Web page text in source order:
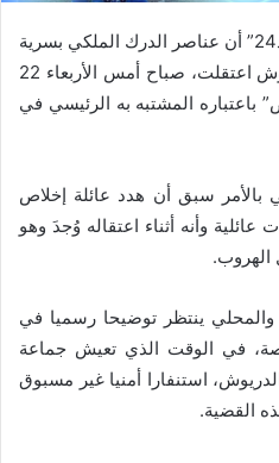
كشف مصدر مطلع لجريدة “جديد24” أن عناصر الدرك الملكي بسرية
ميضار التابعة ترابيا لإقليم الدريوش اعتقلت، صباح أمس الأربعاء 22
باعتباره المشتبه به الرئيسي في
سبق أن هدد عائلة إخلاص
وأنه أثناء اعتقاله وُجدَ وهو
الهروب.
والمحلي ينتظر توضيحا رسميا في
في الوقت الذي تعيش جماعة
استنفارا أمنيا غير مسبوق
القضية.